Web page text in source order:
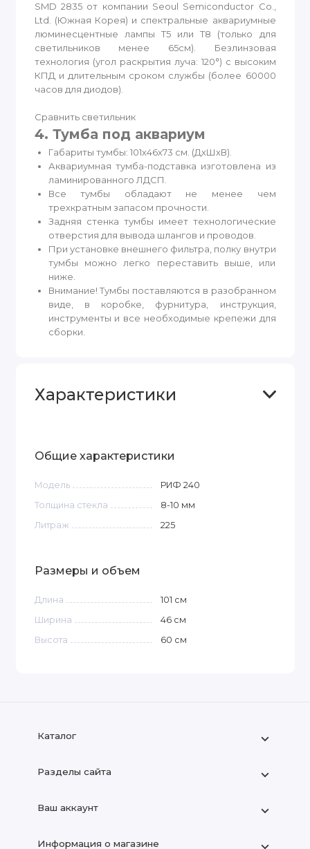
SMD 2835 от компании Seoul Semiconductor Co.,
Ltd. (Южная Корея) и спектральные аквариумные
люминесцентные лампы Т5 или Т8 (только для
светильников менее 65см). Безлинзовая
технология (угол раскрытия луча: 120°) с высоким
КПД и длительным сроком службы (более 60000
часов для диодов).
Сравнить светильник
4. Тумба под аквариум
Габариты тумбы: 101х46х73 см. (ДхШхВ).
Аквариумная тумба-подставка изготовлена из
ламинированного ЛДСП.
Все тумбы обладают не менее чем
трехкратным запасом прочности.
Задняя стенка тумбы имеет технологические
отверстия для вывода шлангов и проводов.
При установке внешнего фильтра, полку внутри
тумбы можно легко переставить выше, или
ниже.
Внимание! Тумбы поставляются в разобранном
виде, в коробке, фурнитура, инструкция,
инструменты и все необходимые крепежи для
сборки.
Характеристики
Общие характеристики
Модель
РИФ 240
Толщина стекла
8-10 мм
Литраж
225
Размеры и объем
Длина 101 см
Ширина
46 см
Высота
60 см
Каталог
Разделы сайта
Ваш аккаунт
Информация о магазине